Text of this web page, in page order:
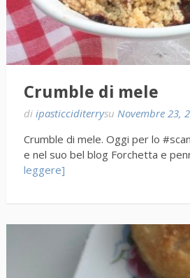
Crumble di mele
di ipasticciditerrysu Novembre 23,
Crumble di mele. Oggi per lo
e nel suo bel blog Forchetta e
leggere]